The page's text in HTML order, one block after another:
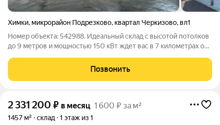
Химки, микрорайон Подрезково, квартал Черкизово, вл1
Номер объекта: 542988. Идеальный склад с высотой потолков
до 9 метров и мощностью 150 кВт ждет вас в 7 километрах от
аренда от собственника без посредников начинается от 432
квадратных метров с
Позвонить
2 331 200 ₽ в месяц 1 600 ₽ за м²
1457 м² склад 1 этаж из 1